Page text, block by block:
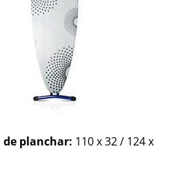
planchar: 110 x 32 / 124 x